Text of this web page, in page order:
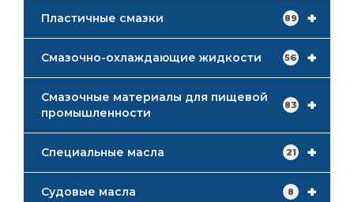
+
Пластичные смазки 89
+
Смазочно-охлаждающие жидкости 56
+
Смазочные материалы для пищевой
промышленности
83
+
Специальные масла 21
+
Судовые масла 8